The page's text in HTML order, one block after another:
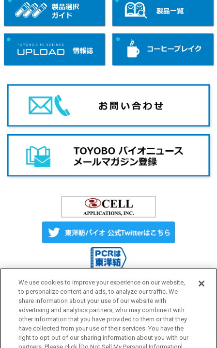
Label License ご利用にあたって
プライバシーポリシー サイトマップ
We use cookies to improve your experience on our website,
to personalize content and ads, to analyze our traffic. We
share information about your use of our website with
advertising and analytics partners, who may combine it with
other information that you have provided to them or that they
have collected from your use of their services. You have the
right to opt-out of our sharing information about you with our